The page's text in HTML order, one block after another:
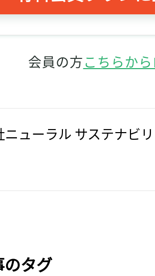
会員の方こちらか
ニューラル サステナビ
のタグ